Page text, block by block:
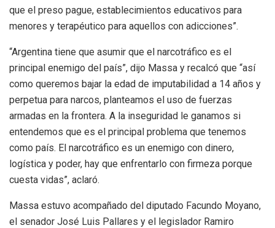
que el preso pague, establecimientos educativos para
menores y terapéutico para aquellos con adicciones”.
“Argentina tiene que asumir que el narcotráfico es el
principal enemigo del país”, dijo Massa y recalcó que “así
como queremos bajar la edad de imputabilidad a 14 años y
perpetua para narcos, planteamos el uso de fuerzas
armadas en la frontera. A la inseguridad le ganamos si
entendemos que es el principal problema que tenemos
como país. El narcotráfico es un enemigo con dinero,
logística y poder, hay que enfrentarlo con firmeza porque
cuesta vidas”, aclaró.
Massa estuvo acompañado del diputado Facundo Moyano,
el senador José Luis Pallares y el legislador Ramiro